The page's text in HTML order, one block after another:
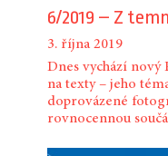
6/2019 – Z
3. října 2019
Dnes vychází nový
na texty – jeho
doprovázené
rovnocennou